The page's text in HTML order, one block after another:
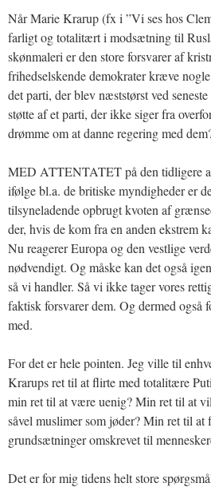
Når Marie Krarup (fx i ”Vi ses hos
farligt og totalitært i modsætning til
skønmaleri er den store forsvarer af
frihedselskende demokrater kræve
det parti, der blev næststørst ved
støtte af et parti, der ikke siger fra
drømme om at danne regering med
MED ATTENTATET på den tidligere
ifølge bl.a. de britiske myndigheder er
tilsyneladende opbrugt kvoten af
der, hvis de kom fra en anden ekstrem
Nu reagerer Europa og den vestlige
nødvendigt. Og måske kan det også
så vi handler. Så vi ikke tager vores
faktisk forsvarer dem. Og dermed også
med.
For det er hele pointen. Jeg ville til
Krarups ret til at flirte med totalitære
min ret til at være uenig? Min ret til at
såvel muslimer som jøder? Min ret til at
grundsætninger omskrevet til
Det er for mig tidens helt store